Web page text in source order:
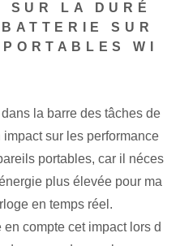
LA DURÉ
SUR
WI
la barre des tâches de
sur les performance
portables, car il néces
plus élevée pour ma
en temps réel.
en compte cet impact lors d